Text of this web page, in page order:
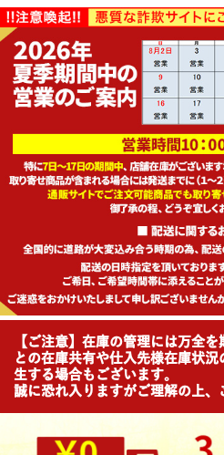
【ご注意】在庫の管理には万全
との在庫共有や仕入先様在庫状
生する場合もございます。
誠に恐れ入りますがご理解の上、